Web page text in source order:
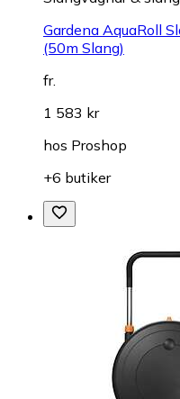
Gardena AquaRoll
(50m Slang)
fr.
1 583 kr
hos Proshop
+6 butiker